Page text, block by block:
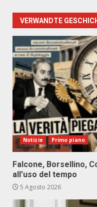
VERWANDTE
Notizie Primo piano
Falcone, Borsellino,
all’uso del tempo
5 Agosto 2026